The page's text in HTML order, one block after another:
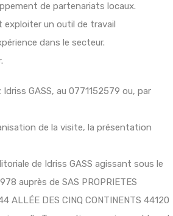
de partenariats locaux.
un outil de travail
dans le secteur.
GASS, au 0771152579 ou, par
de la visite, la présentation
de Idriss GASS agissant sous le
auprès de SAS PROPRIETES
ALLÉE DES CINQ CONTINENTS 44120